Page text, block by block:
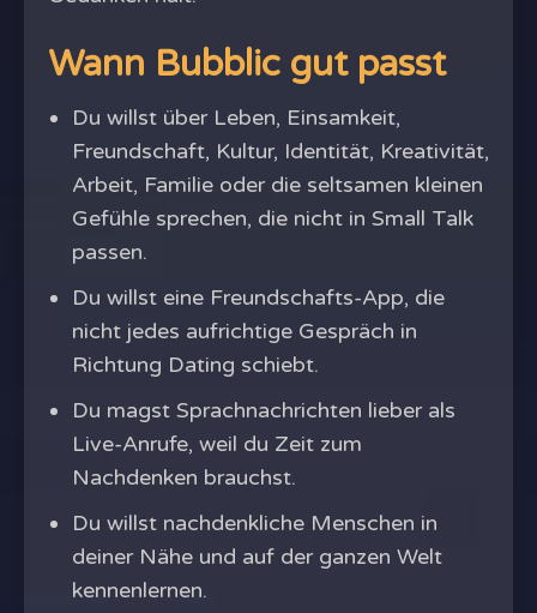
Wann Bubblic gut passt
Du willst über Leben, Einsamkeit,
Freundschaft, Kultur, Identität, Kreativität,
Arbeit, Familie oder die seltsamen kleinen
Gefühle sprechen, die nicht in Small Talk
passen.
Du willst eine Freundschafts-App, die
nicht jedes aufrichtige Gespräch in
Richtung Dating schiebt.
Du magst Sprachnachrichten lieber als
Live-Anrufe, weil du Zeit zum
Nachdenken brauchst.
Du willst nachdenkliche Menschen in
deiner Nähe und auf der ganzen Welt
kennenlernen.